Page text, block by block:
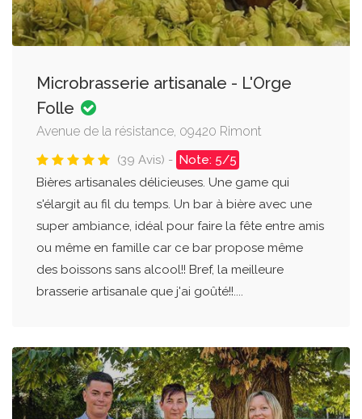
Microbrasserie artisanale - L'Orge
Folle
Avenue de la résistance, 09420 Rimont
(39 Avis) - Note: 5/5
Bières artisanales délicieuses. Une game qui
s'élargit au fil du temps. Un bar à bière avec une
super ambiance, idéal pour faire la fête entre amis
ou même en famille car ce bar propose même
des boissons sans alcool!! Bref, la meilleure
brasserie artisanale que j'ai goûté!!....